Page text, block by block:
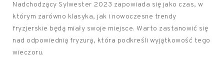
Nadchodzący Sylwester 2023 zapowiada się jako czas, w
którym zarówno klasyka, jak i nowoczesne trendy
fryzjerskie będą miały swoje miejsce. Warto zastanowić się
nad odpowiednią fryzurą, która podkreśli wyjątkowość tego
wieczoru.